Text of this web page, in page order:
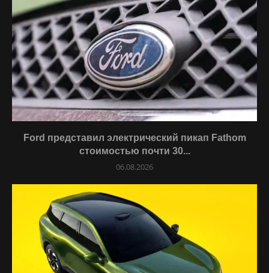
Ford представил электрический пикап Fathom
стоимостью почти 30...
06.08.2026